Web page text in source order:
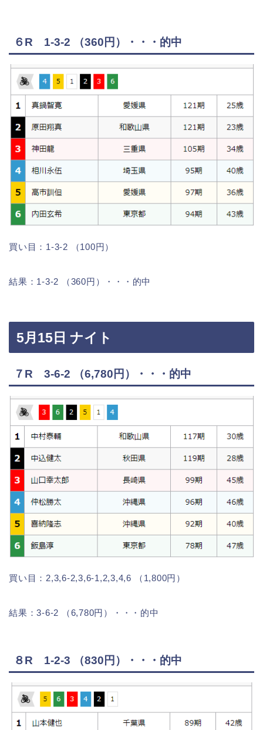
６R 1-3-2 （360円）・・・的中
買い目：1-3-2 （100円）
結果：1-3-2 （360円）・・・的中
5月15日 ナイト
７R 3-6-2 （6,780円）・・・的中
買い目：2,3,6-2,3,6-1,2,3,4,6 （1,800円）
結果：3-6-2 （6,780円）・・・的中
８R 1-2-3 （830円）・・・的中